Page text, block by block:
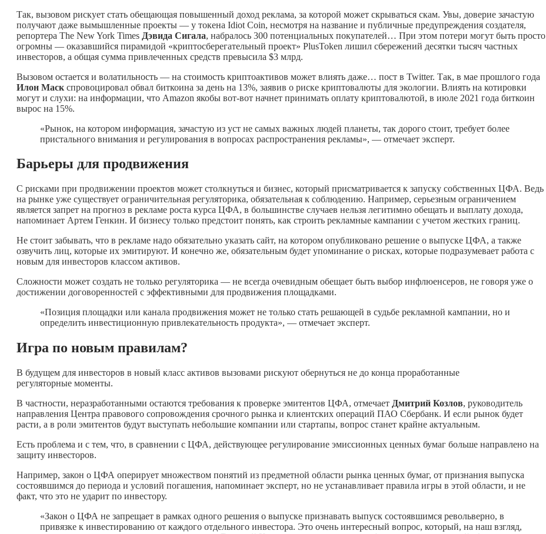
Так, вызовом рискует стать обещающая повышенный доход реклама, за которой может скрываться скам. Увы, доверие зачастую
получают даже вымышленные проекты — у токена Idiot Сoin, несмотря на название и публичные предупреждения создателя,
репортера The New York Times Дэвида Сигала, набралось 300 потенциальных покупателей… При этом потери могут быть просто
огромны — оказавшийся пирамидой «криптосберегательный проект» PlusToken лишил сбережений десятки тысяч частных
инвесторов, а общая сумма привлеченных средств превысила $3 млрд.
Вызовом остается и волатильность — на стоимость криптоактивов может влиять даже… пост в Twitter. Так, в мае прошлого года
Илон Маск спровоцировал обвал биткоина за день на 13%, заявив о риске криптовалюты для экологии. Влиять на котировки
могут и слухи: на информации, что Amazon якобы вот-вот начнет принимать оплату криптовалютой, в июле 2021 года биткоин
вырос на 15%.
«Рынок, на котором информация, зачастую из уст не самых важных людей планеты, так дорого стоит, требует более
пристального внимания и регулирования в вопросах распространения рекламы», — отмечает эксперт.
Барьеры для продвижения
С рисками при продвижении проектов может столкнуться и бизнес, который присматривается к запуску собственных ЦФА. Ведь
на рынке уже существует ограничительная регуляторика, обязательная к соблюдению. Например, серьезным ограничением
является запрет на прогноз в рекламе роста курса ЦФА, в большинстве случаев нельзя легитимно обещать и выплату дохода,
напоминает Артем Генкин. И бизнесу только предстоит понять, как строить рекламные кампании с учетом жестких границ.
Не стоит забывать, что в рекламе надо обязательно указать сайт, на котором опубликовано решение о выпуске ЦФА, а также
озвучить лиц, которые их эмитируют. И конечно же, обязательным будет упоминание о рисках, которые подразумевает работа с
новым для инвесторов классом активов.
Сложности может создать не только регуляторика — не всегда очевидным обещает быть выбор инфлюенсеров, не говоря уже о
достижении договоренностей с эффективными для продвижения площадками.
«Позиция площадки или канала продвижения может не только стать решающей в судьбе рекламной кампании, но и
определить инвестиционную привлекательность продукта», — отмечает эксперт.
Игра по новым правилам?
В будущем для инвесторов в новый класс активов вызовами рискуют обернуться не до конца проработанные
регуляторные моменты.
В частности, неразработанными остаются требования к проверке эмитентов ЦФА, отмечает Дмитрий Козлов, руководитель
направления Центра правового сопровождения срочного рынка и клиентских операций ПАО Сбербанк. И если рынок будет
расти, а в роли эмитентов будут выступать небольшие компании или стартапы, вопрос станет крайне актуальным.
Есть проблема и с тем, что, в сравнении с ЦФА, действующее регулирование эмиссионных ценных бумаг больше направлено на
защиту инвесторов.
Например, закон о ЦФА оперирует множеством понятий из предметной области рынка ценных бумаг, от признания выпуска
состоявшимся до периода и условий погашения, напоминает эксперт, но не устанавливает правила игры в этой области, и не
факт, что это не ударит по инвестору.
«Закон о ЦФА не запрещает в рамках одного решения о выпуске признавать выпуск состоявшимся револьверно, в
привязке к инвестированию от каждого отдельного инвестора. Это очень интересный вопрос, который, на наш взгляд,